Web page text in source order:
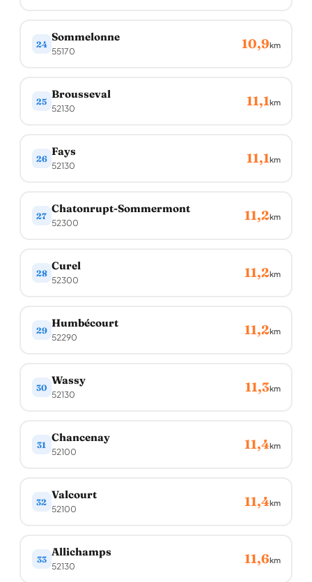
24
Sommelonne
55170 10,9km
25
Brousseval
52130 11,1km
26
Fays
52130 11,1km
27
Chatonrupt-Sommermont
52300 11,2km
28
Curel
52300 11,2km
29
Humbécourt
52290 11,2km
30
Wassy
52130 11,3km
31
Chancenay
52100 11,4km
32
Valcourt
52100 11,4km
33
Allichamps
52130 11,6km